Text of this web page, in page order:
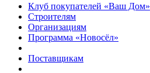
Клуб покупателей «Ваш Дом»
Строителям
Организациям
Программа «Новосёл»
Поставщикам